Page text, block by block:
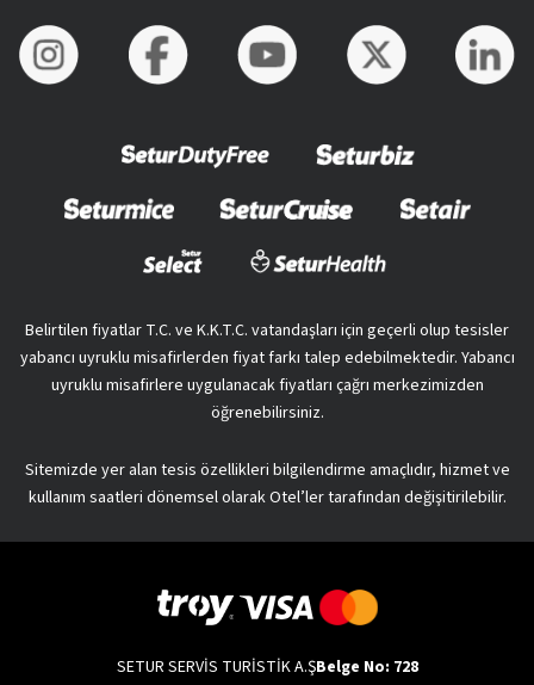
Belirtilen fiyatlar T.C. ve K.K.T.C. vatandaşları için geçerli olup tesisler
yabancı uyruklu misafirlerden fiyat farkı talep edebilmektedir. Yabancı
uyruklu misafirlere uygulanacak fiyatları çağrı merkezimizden
öğrenebilirsiniz.
Sitemizde yer alan tesis özellikleri bilgilendirme amaçlıdır, hizmet ve
kullanım saatleri dönemsel olarak Otel’ler tarafından değişitirilebilir.
SETUR SERVİS TURİSTİK A.ŞBelge No: 728